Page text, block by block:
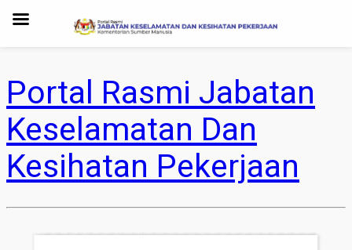
Portal Rasmi Jabatan
Keselamatan Dan
Kesihatan Pekerjaan